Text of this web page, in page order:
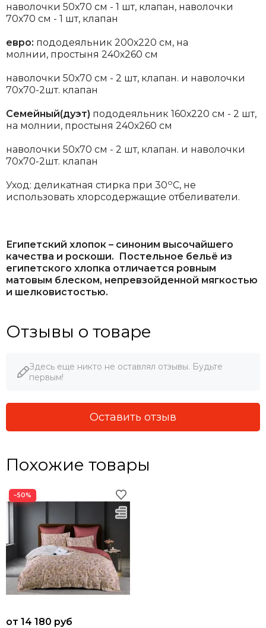
наволочки 50х70 см - 1 шт, клапан, наволочки
70х70 см - 1 шт, клапан
евро: пододеяльник 200х220 см, на
молнии, простыня 240х260 см
наволочки 50х70 см - 2 шт, клапан. и наволочки
70х70-2шт. клапан
Семейный(дуэт) пододеяльник 160х220 см - 2 шт,
на молнии, простыня 240х260 см
наволочки 50х70 см - 2 шт, клапан. и наволочки
70х70-2шт. клапан
Уход: деликатная стирка при 30оС, не
использовать хлорсодержащие отбеливатели.
Египетский хлопок – синоним высочайшего
качества и роскоши. Постельное бельё из
египетского хлопка отличается ровным
матовым блеском, непревзойденной мягкостью
и шелковистостью.
Отзывы о товаре
Здесь еще никто не оставлял отзывы. Будьте
первым!
Оставить отзыв
Похожие товары
−50%
от 14 180 руб